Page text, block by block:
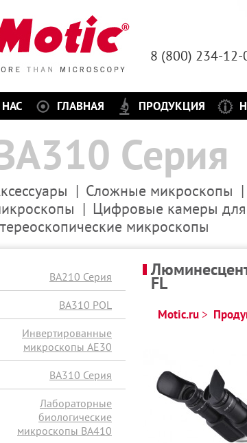
8 (800) 234-
ГЛАВНАЯ ПРОДУКЦИЯ
Серия
Сложные микроскопы
Цифровые камеры
микроскопы
BA210 Серия
BA310 POL
Инвертированные
микроскопы AE30
BA310 Серия
Лабораторные
биологические
микроскопы BA410
FL
Motic.ru